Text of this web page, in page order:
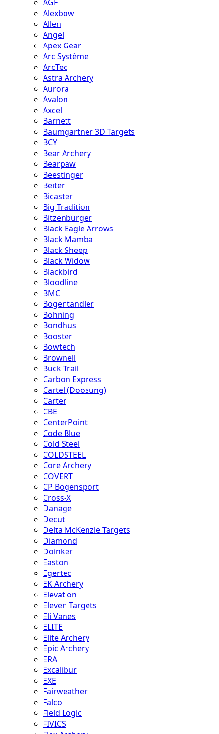
AGF
Alexbow
Allen
Angel
Apex Gear
Arc Système
ArcTec
Astra Archery
Aurora
Avalon
Axcel
Barnett
Baumgartner 3D Targets
BCY
Bear Archery
Bearpaw
Beestinger
Beiter
Bicaster
Big Tradition
Bitzenburger
Black Eagle Arrows
Black Mamba
Black Sheep
Black Widow
Blackbird
Bloodline
BMC
Bogentandler
Bohning
Bondhus
Booster
Bowtech
Brownell
Buck Trail
Carbon Express
Cartel (Doosung)
Carter
CBE
CenterPoint
Code Blue
Cold Steel
COLDSTEEL
Core Archery
COVERT
CP Bogensport
Cross-X
Danage
Decut
Delta McKenzie Targets
Diamond
Doinker
Easton
Egertec
EK Archery
Elevation
Eleven Targets
Eli Vanes
ELITE
Elite Archery
Epic Archery
ERA
Excalibur
EXE
Fairweather
Falco
Field Logic
FIVICS